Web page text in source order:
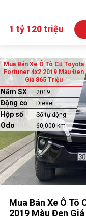
1 tỷ 120 triệu
Mua Bán Xe Ô Tô Cũ Toyota
Fortuner 4x2 2019 Màu Đen
Giá 865 Triệu
Năm SX 2019
Động cơ Diesel
Hộp số Số tự động
Odo 60,000 km
Mua Bán Xe Ô Tô
2019 Màu Đen